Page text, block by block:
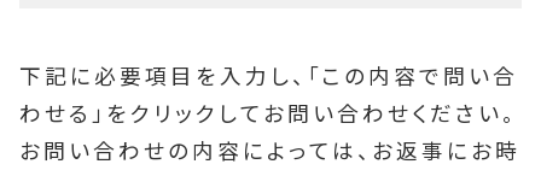
下記に必要項目を入力し、「この内容で問い合
わせる」をクリックしてお問い合わせください。
お問い合わせの内容によっては、お返事にお時